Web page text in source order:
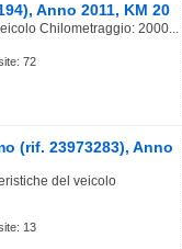
Anno 2011, KM 20
Chilometraggio: 2000...
72
(rif. 23973283), Anno
del veicolo
13